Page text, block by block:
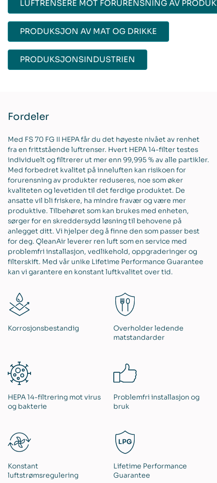
LUFTRENSERE MOT FORURENSNING AV
PRODUKSJON AV MAT OG DRIKKE
PRODUKSJONSINDUSTRIEN
Fordeler
Med FS 70 FG II HEPA får du det høyeste nivået av renhet
fra en frittstående luftrenser. Hvert HEPA 14-filter testes
individuelt og filtrerer ut mer enn 99,995 % av alle partikler.
Med forbedret kvalitet på inneluften kan risikoen for
forurensning av produkter reduseres, noe som øker
kvaliteten og levetiden til det ferdige produktet. De
ansatte vil bli friskere, ha mindre fravær og være mer
produktive. Tilbehøret som kan brukes med enheten,
sørger for en skreddersydd løsning til behovene på
anlegget ditt. Vi hjelper deg å finne den som passer best
for deg. QleanAir leverer ren luft som en service med
problemfri installasjon, vedlikehold, oppgraderinger og
filterskift. Med vår unike Lifetime Performance Guarantee
kan vi garantere en konstant luftkvalitet over tid.
Korrosjonsbestandig
Overholder ledende
matstandarder
HEPA 14-filtrering mot virus
og bakterie
Problemfri installasjon og
bruk
Konstant
luftstrømsregulering
Lifetime Performance
Guarantee